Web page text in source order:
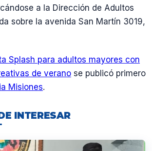
a la Dirección de Adultos
sobre la avenida San Martín 3019,
Splash para adultos mayores con
de verano se publicó primero
Misiones.
INTERESAR